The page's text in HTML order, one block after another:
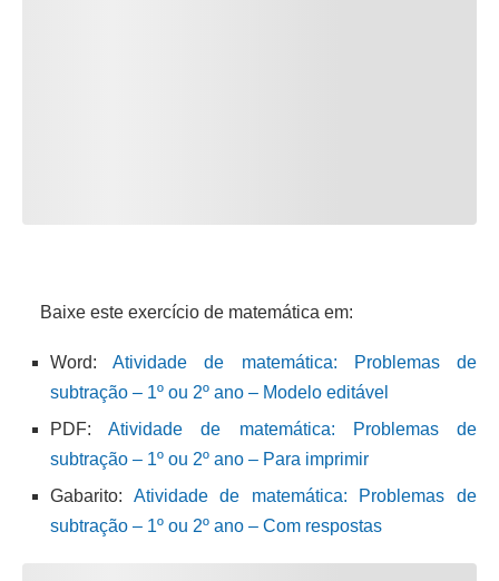
Baixe este exercício de matemática em:
Word:Atividade de matemática: Problemas de
subtração – 1º ou 2º ano – Modelo editável
PDF:Atividade de matemática: Problemas de
subtração – 1º ou 2º ano – Para imprimir
Gabarito: Atividade de matemática: Problemas de
subtração – 1º ou 2º ano – Com respostas